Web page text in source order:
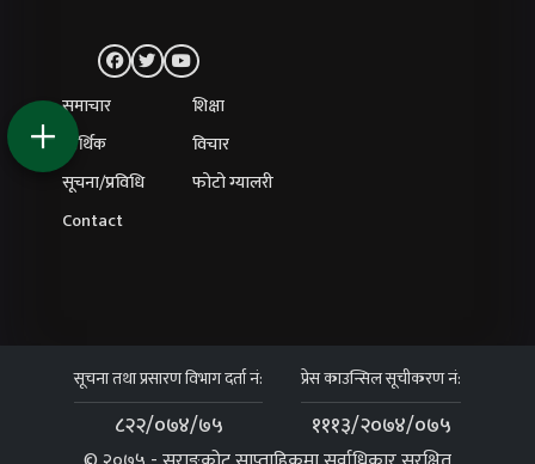
समाचार
शिक्षा
आर्थिक
विचार
सूचना/प्रविधि
फोटो ग्यालरी
Contact
सूचना तथा प्रसारण विभाग दर्ता नं:
८२२/०७४/७५
प्रेस काउन्सिल सूचीकरण नं:
१११३/२०७४/०७५